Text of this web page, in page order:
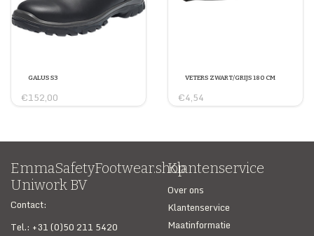
GALUS S3
€152,00
VETERS ZWART/GRIJS 180 CM
€4,54
EmmaSafetyFootwear.shop
Uniwork BV
Contact:
Tel.: +31 (0)50 211 5420
Klantenservice
Over ons
Klantenservice
Maatinformatie